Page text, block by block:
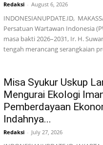
Redaksi - August 6, 2026
INDONESIANUPDATE.ID,
Persatuan Wartawan Indonesia
masa bakti 2026–2031, Ir. H.
tengah merancang serangkaian
Misa Syukur Uskup
Mengurai Ekologi
Pemberdayaan
Indahnya...
Redaksi - July 27, 2026